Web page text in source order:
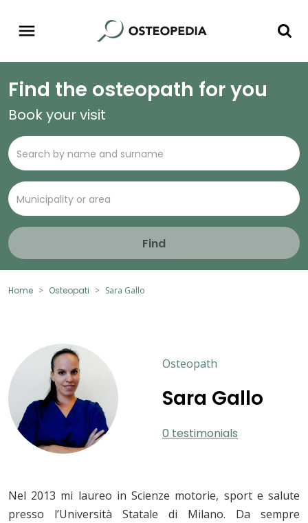
Find the osteopath for you
Book your visit
Find
Home Osteopati Sara Gallo
Osteopath
Sara Gallo
0 testimonials
Nel 2013 mi laureo in Scienze motorie, sport e salute
presso l’Università Statale di Milano. Da sempre